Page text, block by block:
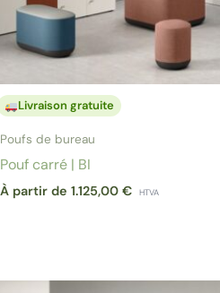
Livraison gratuite
Poufs de bureau
Pouf carré | BI
À partir de1.125,00€ HTVA